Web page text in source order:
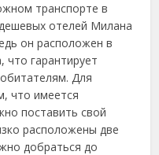
транспорте в
отелей Милана
он расположен в
что гарантирует
Для
что имеется
поставить свой
расположены две
добраться до